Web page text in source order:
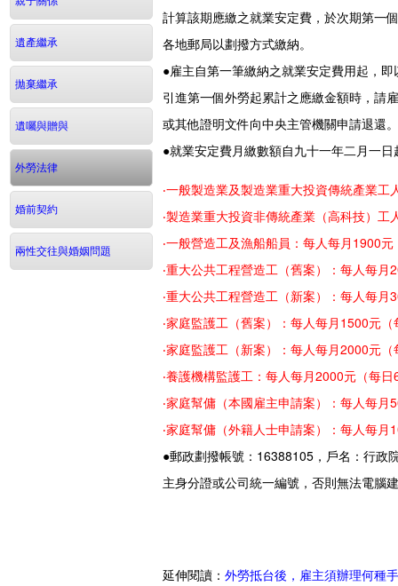
遺產繼承
拋棄繼承
遺囑與贈與
外勞法律
婚前契約
兩性交往與婚姻問題
計算該期應繳之就業安定費，於次期第一
各地郵局以劃撥方式繳納。
●雇主自第一筆繳納之就業安定費用起，
引進第一個外勞起累計之應繳金額時，請
或其他證明文件向中央主管機關申請退還。
●就業安定費月繳數額自九十一年二月一日
‧一般製造業及製造業重大投資傳統產業
‧製造業重大投資非傳統產業（高科技）
‧一般營造工及漁船船員：每人每月1900
‧重大公共工程營造工（舊案）：每人每
‧重大公共工程營造工（新案）：每人每
‧家庭監護工（舊案）：每人每月1500元
‧家庭監護工（新案）：每人每月2000元
‧養護機構監護工：每人每月2000元（每
‧家庭幫傭（本國雇主申請案）：每人每
‧家庭幫傭（外籍人士申請案）：每人每
●郵政劃撥帳號：16388105，戶名：行政
主身分證或公司統一編號，否則無法電腦
延伸閱讀： 外勞抵台後，雇主須辦理何種